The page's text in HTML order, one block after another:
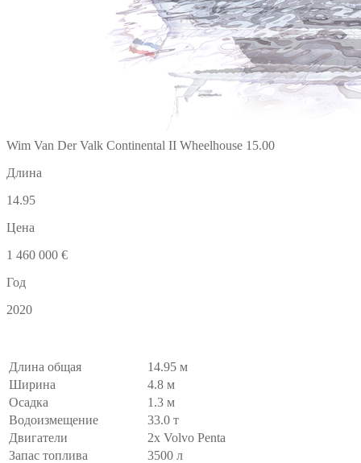
Wim Van Der Valk Continental II Wheelhouse 15.00
Длина
14.95
Цена
1 460 000 €
Год
2020
Длина общая
14.95 м
Ширина
4.8 м
Осадка
1.3 м
Водоизмещение
33.0 т
Двигатели
2x Volvo Penta
Запас топлива
3500 л